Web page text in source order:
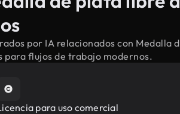
por IA relacionados con Medalla
para flujos de trabajo modernos.
para uso comercial